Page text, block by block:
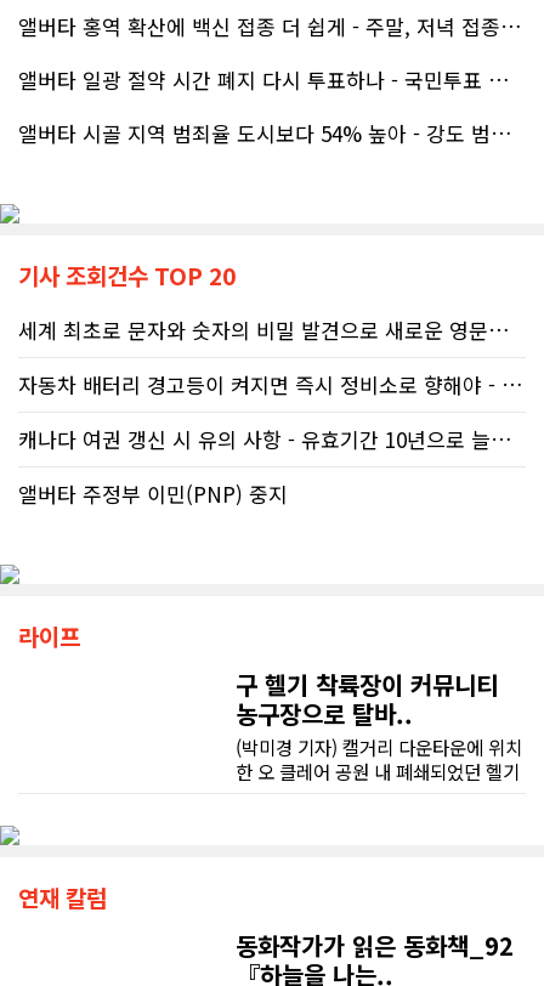
무엇보다 작은 베이스먼트 공간을 밝고 깔끔하면서도 가족 모두가 편하게 사용할 수 있는 공간으로 완성해 주셔서 정말 만족합니다. 특히 아이들과 함께 즐겁게 시간을 보낼 수 있는 공간이 되어 더욱 뜻깊습니다.
베이스먼트 개발을 고민하시는 분들께 B&A를 자신 있게 추천드립니다.
앨버타 홍역 확산에 백신 접종 더 쉽게 - 주말, 저녁 접종 클리닉 열..
앨버타 일광 절약 시간 폐지 다시 투표하나 - 국민투표 기준 낮춰지며 ..
앨버타 시골 지역 범죄율 도시보다 54% 높아 - 강도 범죄는 도시가 ..
기사 조회건수 TOP 20
세계 최초로 문자와 숫자의 비밀 발견으로 새로운 영문법을 발명한 임성빈..
자동차 배터리 경고등이 켜지면 즉시 정비소로 향해야 - 주행중 차량 갑..
캐나다 여권 갱신 시 유의 사항 - 유효기간 10년으로 늘어나 편리
앨버타 주정부 이민(PNP) 중지
라이프
구 헬기 착륙장이 커뮤니티
농구장으로 탈바..
(박미경 기자) 캘거리 다운타운에 위치
한 오 클레어 공원 내 폐쇄되었던 헬기
이 마련되어 있다. 조만간 새로운 강변
명소로 자리잡을 것으로 보인
연재 칼럼
동화작가가 읽은 동화책_92
『하늘을 나는..